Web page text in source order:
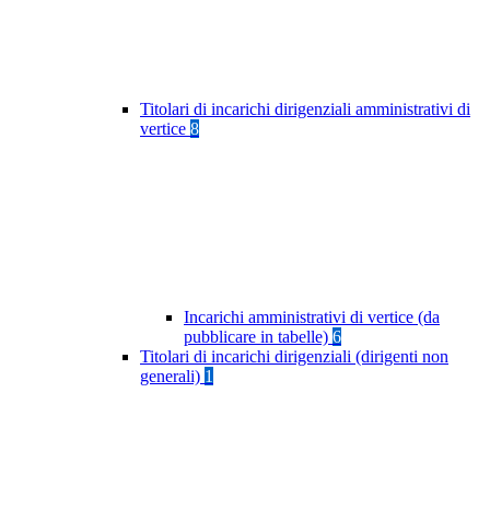
Titolari di incarichi dirigenziali amministrativi di
vertice 8
Incarichi amministrativi di vertice (da
pubblicare in tabelle) 6
Titolari di incarichi dirigenziali (dirigenti non
generali) 1